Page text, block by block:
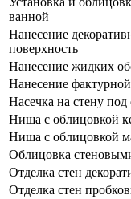
ванной
Нанесение
поверхность
Нанесение жидких
Нанесение
Насечка на стену
Ниша с облицовкой
Ниша с облицовкой
Облицовка
Отделка стен
Отделка стен